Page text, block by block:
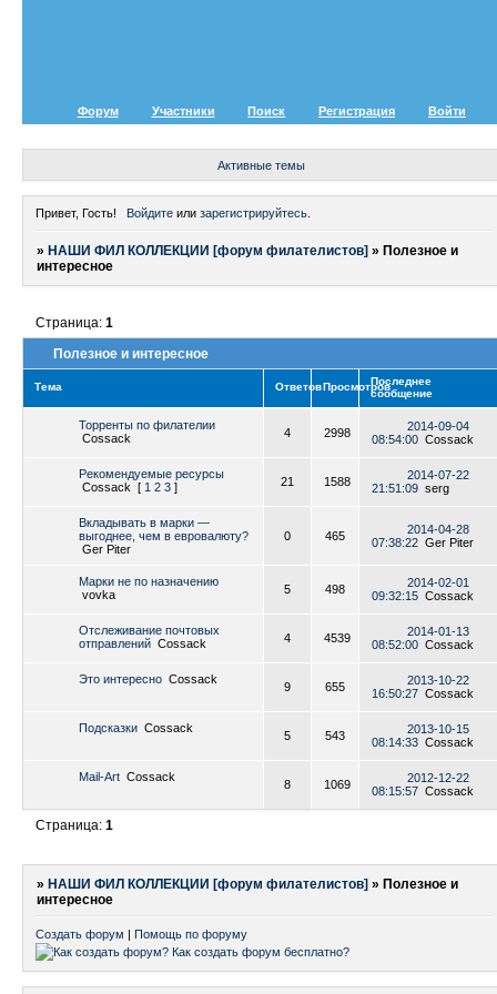
Форум Участники Поиск Регистрация Войти
Активные темы
Привет, Гость! Войдитеили зарегистрируйтесь.
» НАШИ ФИЛ КОЛЛЕКЦИИ [форум филателистов] » Полезное и
интересное
Полезное и интересное
Страница:1
Тема ОтветовПросмотровПоследнее
сообщение
Торренты по филателии
Cossack
4 2998
2014-09-04
08:54:00 Cossack
Рекомендуемые ресурсы
Cossack [ 1 2 3 ] 21 1588
2014-07-22
21:51:09 serg
Вкладывать в марки —
выгоднее, чем в евровалюту?
Ger Piter
0 465
2014-04-28
07:38:22 Ger Piter
Марки не по назначению
vovka
5 498
2014-02-01
09:32:15 Cossack
Отслеживание почтовых
отправлений Cossack 4 4539
2014-01-13
08:52:00 Cossack
Это интересно Cossack
9 655
2013-10-22
16:50:27 Cossack
Подсказки Cossack
5 543
2013-10-15
08:14:33 Cossack
Mail-Art Cossack
8 1069
2012-12-22
08:15:57 Cossack
Страница:1
»НАШИ ФИЛ КОЛЛЕКЦИИ [форум филателистов] »Полезное и
интересное
Создать форум | Помощь по форуму